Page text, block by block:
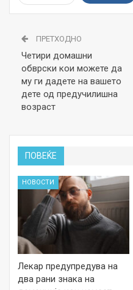
ПРЕТХОДНО
Четири домашни
обврски кои можете да
му ги дадете на вашето
дете од предучилишна
возраст
ПОВЕЌЕ
НОВОСТИ
Лекар предупредува на
два рани знака на